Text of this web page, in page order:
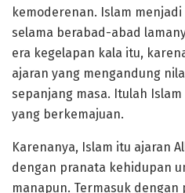
kemoderenan. Islam
selama berabad-abad
era kegelapan kala itu,
ajaran yang mengandung
sepanjang masa. Itulah
yang berkemajuan.
Karenanya, Islam itu ajaran
dengan pranata kehidupan
manapun. Termasuk